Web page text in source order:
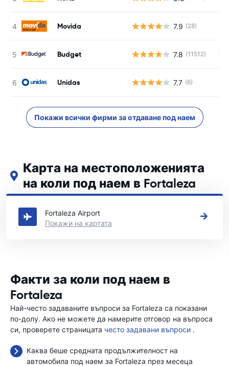
Movida 7.9 (28)
Budget 7.8 (11512)
Unidas 7.7 (6)
Покажи всички фирми за отдаване под наем
Карта на местоположенията
на коли под наем в Fortaleza
Вижте нашите основни места за коли под наем в Fortaleza
Fortaleza Airport
Покажи на картата
Факти за коли под наем в
Fortaleza
Най-често задаваните въпроси за Fortaleza са показани
по-долу. Ако не можете да намерите отговор на въпроса
си, проверете страницата често задавани въпроси .
Каква беше средната продължителност на
автомобила под наем за Fortaleza през месеца